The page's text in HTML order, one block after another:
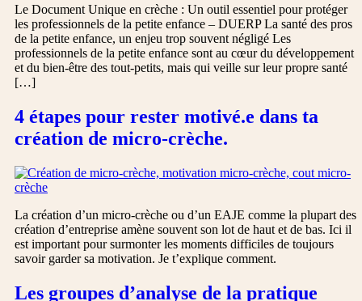
Le Document Unique en crèche : Un outil essentiel pour protéger
les professionnels de la petite enfance – DUERP La santé des pros
de la petite enfance, un enjeu trop souvent négligé Les
professionnels de la petite enfance sont au cœur du développement
et du bien-être des tout-petits, mais qui veille sur leur propre santé
[…]
4 étapes pour rester motivé.e dans ta
création de micro-crèche.
La création d’un micro-crèche ou d’un EAJE comme la plupart des
création d’entreprise amène souvent son lot de haut et de bas. Ici il
est important pour surmonter les moments difficiles de toujours
savoir garder sa motivation. Je t’explique comment.
Les groupes d’analyse de la pratique